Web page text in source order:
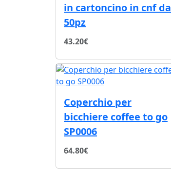
in cartoncino in cnf da
50pz
43.20€
Coperchio per
bicchiere coffee to go
SP0006
64.80€